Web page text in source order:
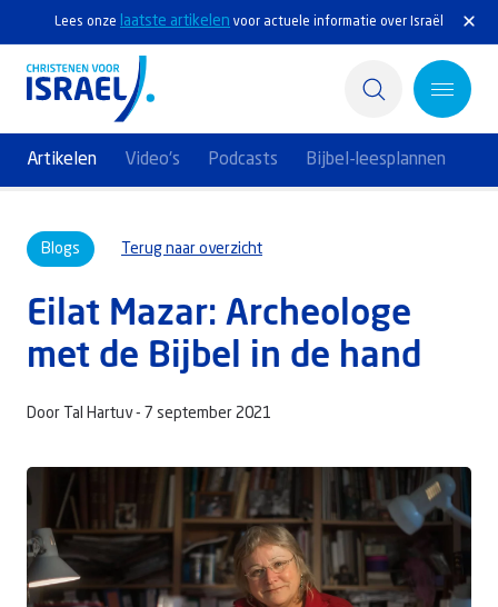
Lees onze laatste artikelen voor actuele informatie over Israël
Artikelen Video's Podcasts Bijbel-leesplannen
Actief
Ontdek
Steun Israël
Kennisbank
Doneer
Blogs Terug naar overzicht
Eilat Mazar: Archeologe
met de Bijbel in de hand
Door Tal Hartuv - 7 september 2021